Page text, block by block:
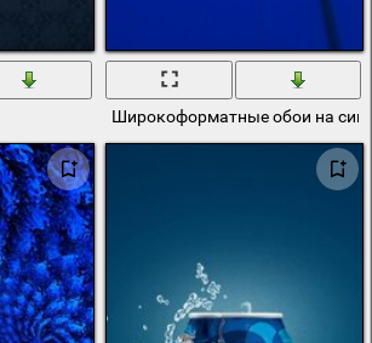
Широкоформатные обои на